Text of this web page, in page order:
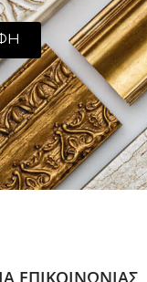
ΕΠΙΚΟΙΝΩΝΙΑΣ